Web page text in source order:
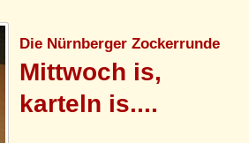
Die Nürnberger Zockerrunde
Mittwoch is,
karteln is....